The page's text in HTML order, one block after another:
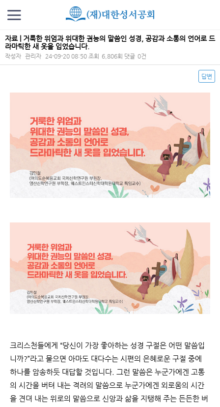
자료 | 거룩한 위엄과 위대한 권능의 말씀인 성경, 공감과 소통의 언어로 드
라마틱한 새 옷을 입었습니다.
작성자 관리자 24-09-20 08:50 조회 6,806회 댓글 0건
답변
크리스천들에게 “당신이 가장 좋아하는 성경 구절은 어떤 말씀입
니까?”라고 물으면 아마도 대다수는 시편의 은혜로운 구절 중에
하나를 암송하듯 대답할 것입니다. 그런 말씀은 누군가에겐 고통
의 시간을 버텨 내는 격려의 말씀으로 누군가에겐 외로움의 시간
을 견뎌 내는 위로의 말씀으로 신앙과 삶을 지탱해 주는 든든한 버